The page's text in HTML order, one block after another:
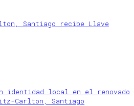
Santiago recibe Llave
identidad local en el renovado
Carlton, Santiago